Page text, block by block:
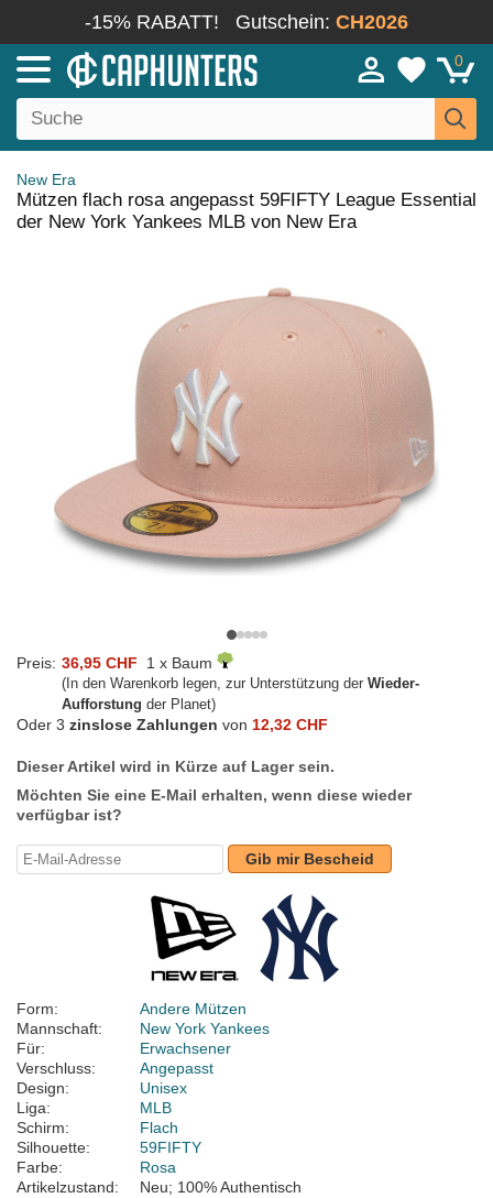
-15% RABATT! Gutschein: CH2026
0
New Era
Mützen flach rosa angepasst 59FIFTY League Essential
der New York Yankees MLB von New Era
Preis: 36,95 CHF 1 x Baum
(In den Warenkorb legen, zur Unterstützung der Wieder-
Aufforstung der Planet)
Oder 3 zinslose Zahlungen von 12,32 CHF
Dieser Artikel wird in Kürze auf Lager sein.
Möchten Sie eine E-Mail erhalten, wenn diese wieder
verfügbar ist?
Gib mir Bescheid
Form:
Andere Mützen
Mannschaft:
New York Yankees
Für:
Erwachsener
Verschluss:
Angepasst
Design:
Unisex
Liga:
MLB
Schirm:
Flach
Silhouette:
59FIFTY
Farbe:
Rosa
Artikelzustand:
Neu; 100% Authentisch